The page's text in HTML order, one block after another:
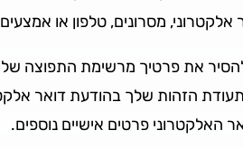
מסרונים, טלפון או
את פרטיך מרשימת התפוצה של
הזהות שלך בהודעת דואר
האלקטרוני פרטים אישיים נוספים.